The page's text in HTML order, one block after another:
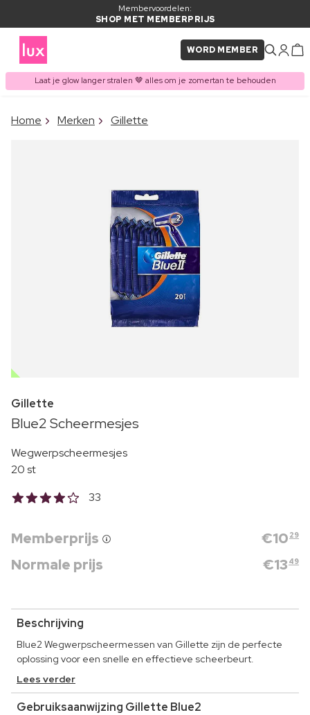
Membervoordelen:
SHOP MET MEMBERPRIJS
WORD MEMBER
Laat je glow langer stralen 🤎 alles om je zomertan te behouden
ITEM TOEGEVOEGD AAN
Home Merken Gillette
OUTLET
Gillette
Blue2 Scheermesjes
Wegwerpscheermesjes
20 st
33
Memberprijs €10 29
Normale prijs €13 49
Beschrijving
Blue2 Wegwerpscheermessen van Gillette zijn de perfecte
oplossing voor een snelle en effectieve scheerbeurt.
Lees verder
Gebruiksaanwijzing Gillette Blue2